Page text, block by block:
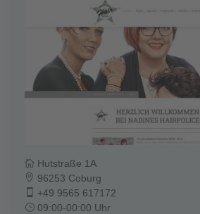
Hutstraße 1A
96253 Coburg
+49 9565 617172
09:00-00:00 Uhr